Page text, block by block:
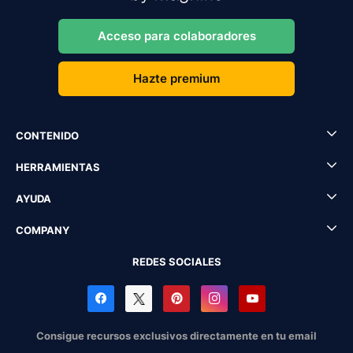
Acceso para colaboradores
Hazte premium
CONTENIDO
HERRAMIENTAS
AYUDA
COMPANY
REDES SOCIALES
Consigue recursos exclusivos directamente en tu email